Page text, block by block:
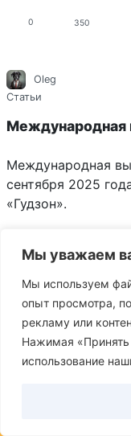
Мы уважаем
Мы используем
опыт просмотра,
рекламу или
Нажимая «Принять
использование
0 350
Oleg
Статьи
Международная
Международная
сентября 2025
«Гудзон».